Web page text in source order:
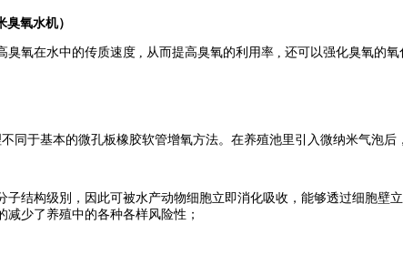
氧水机）
臭氧在水中的传质速度 , 从而提高臭氧的利用率 , 还可以强化臭氧的氧
同于基本的微孔板橡胶软管增氧方法。在养殖池里引入微纳米气泡
子结构级別，因此可被水产动物细胞立即消化吸收，能够透过细胞
少了养殖中的各种各样风险性；